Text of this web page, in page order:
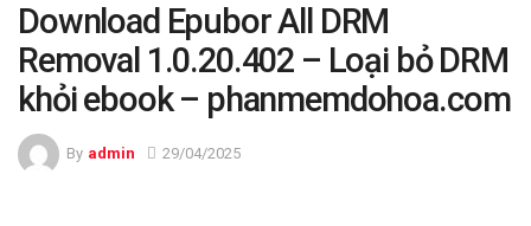
Download Epubor All DRM
Removal 1.0.20.402 – Loại bỏ DRM
khỏi ebook – phanmemdohoa.com
By admin 29/04/2025